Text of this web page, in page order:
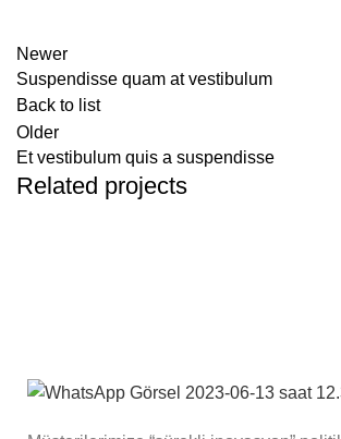
Newer
Suspendisse quam at vestibulum
Back to list
Older
Et vestibulum quis a suspendisse
Related projects